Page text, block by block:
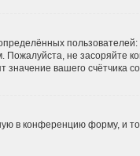
не засоряйте
значение вашего счётчика
в конференцию форму, и